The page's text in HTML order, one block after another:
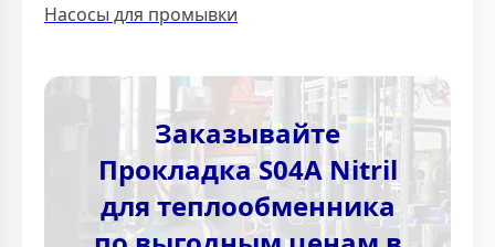
Насосы для промывки
Заказывайте
Прокладка S04A Nitril
для теплообменника